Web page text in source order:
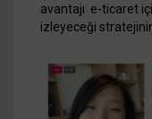
avantajı e-ticaret
izleyeceği